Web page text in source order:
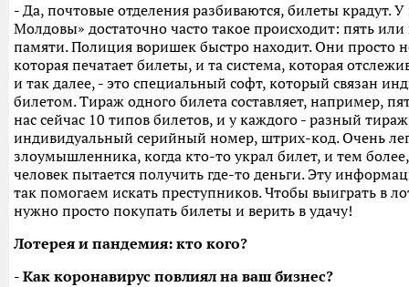
- Да, почтовые отделения разбиваются, билеты крадут.
Молдовы» достаточно часто такое происходит: пять
памяти. Полиция воришек быстро находит. Они просто
которая печатает билеты, и та система, которая
и так далее, - это специальный софт, который связан
билетом. Тираж одного билета составляет, например,
нас сейчас 10 типов билетов, и у каждого - разный
индивидуальный серийный номер, штрих-код. Очень
злоумышленника, когда кто-то украл билет, и тем
человек пытается получить где-то деньги. Эту
так помогаем искать преступников. Чтобы выиграть в
нужно просто покупать билеты и верить в удачу!
Лотерея и пандемия: кто кого?
- Как коронавирус повлиял на ваш бизнес?